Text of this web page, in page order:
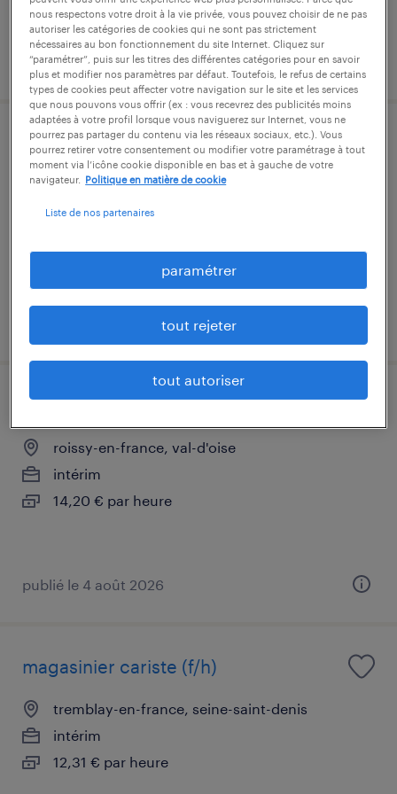
publié le 6 janvier 2026
agent de tri / manutentionnaire h/f
roissy-en-france, val-d'oise
intérim
publié le 5 janvier 2026
contrôle qualité (f/h)
roissy-en-france, val-d'oise
intérim
14,20 € par heure
publié le 4 août 2026
magasinier cariste (f/h)
tremblay-en-france, seine-saint-denis
intérim
12,31 € par heure
nous respectons votre droit à la vie privée, vous pouvez choisir de ne pas
autoriser les catégories de cookies qui ne sont pas strictement
nécessaires au bon fonctionnement du site Internet. Cliquez sur
“paramétrer”, puis sur les titres des différentes catégories pour en savoir
plus et modifier nos paramètres par défaut. Toutefois, le refus de certains
types de cookies peut affecter votre navigation sur le site et les services
que nous pouvons vous offrir (ex : vous recevrez des publicités moins
adaptées à votre profil lorsque vous naviguerez sur Internet, vous ne
pourrez pas partager du contenu via les réseaux sociaux, etc.). Vous
pourrez retirer votre consentement ou modifier votre paramétrage à tout
moment via l’icône cookie disponible en bas et à gauche de votre
navigateur.
Politique en matière de cookie
Liste de nos partenaires
paramétrer
tout rejeter
tout autoriser